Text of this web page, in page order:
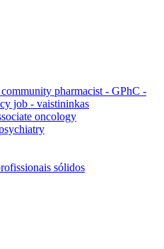
pharmacist - GPhC -
job - vaistininkas
oncology
sólidos